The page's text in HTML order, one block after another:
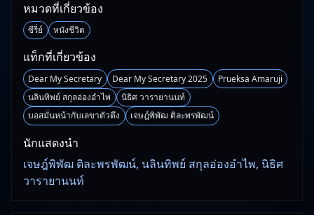
หมวดที่เกี่ยวข้อง
ซีรี่ย์ หนังชีวิต
แท็กที่เกี่ยวข้อง
Dear My Secretary Dear My Secretary 2025
Prueksa Amaruji
นลินทิพย์ สกุลอ่องอำไพ
นิธิศ วารายานนท์
บอสมั่นหน้ากับเลขาตัวตึง
เจษฎ์พิพัฒ ติละพรพัฒน์
นักแสดงนำ
เจษฎ์พิพัฒ ติละพรพัฒน์, นลินทิพย์ สกุลอ่องอำไพ, นิธิศ
วารายานนท์